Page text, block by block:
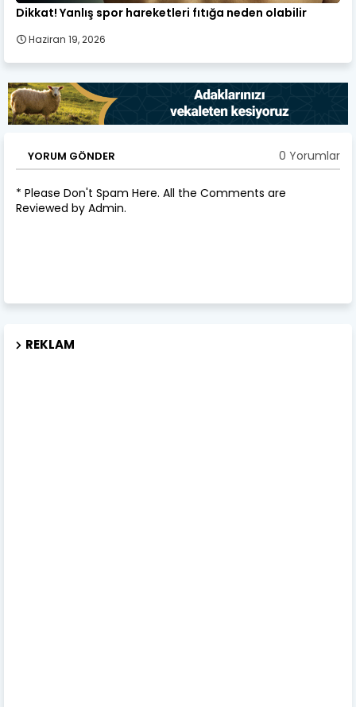
Dikkat! Yanlış spor hareketleri fıtığa neden olabilir
Haziran 19, 2026
YORUM GÖNDER 0 Yorumlar
* Please Don't Spam Here. All the Comments are
Reviewed by Admin.
REKLAM